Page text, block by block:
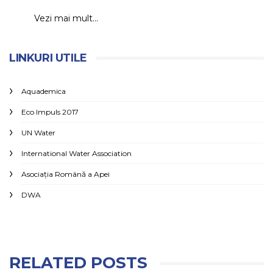
Vezi mai mult...
LINKURI UTILE
Aquademica
Eco Impuls 2017
UN Water
International Water Association
Asociaţia Română a Apei
DWA
RELATED POSTS